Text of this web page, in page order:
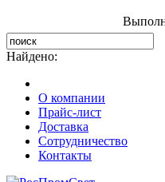
Найдено:
О компании
Прайс-лист
Доставка
Сотрудничество
Контакты